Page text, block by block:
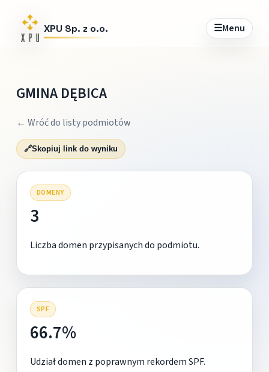
XPU Sp. z o.o. ☰Menu
GMINA DĘBICA
← Wróć do listy podmiotów
🔗Skopiuj link do wyniku
DOMENY
3
Liczba domen przypisanych do podmiotu.
SPF
66.7%
Udział domen z poprawnym rekordem SPF.